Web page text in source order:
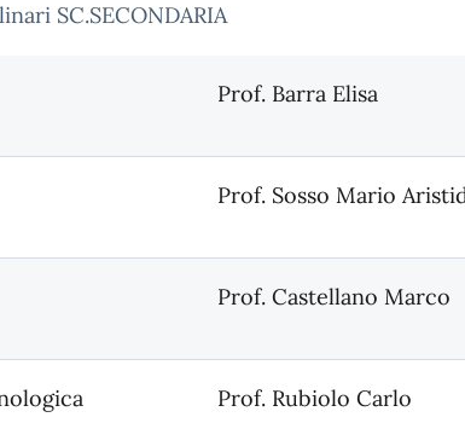
SC.SECONDARIA
Prof. Barra Elisa
Prof. Sosso Mario
Prof. Castellano Marco
Prof. Rubiolo Carlo